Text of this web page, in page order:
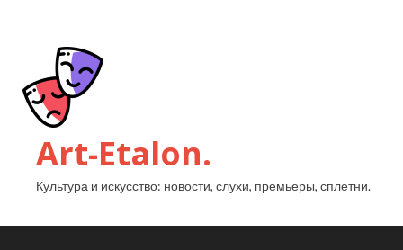
Art-Etalon.
Культура и искусство: новости, слухи, премьеры, сплетни.